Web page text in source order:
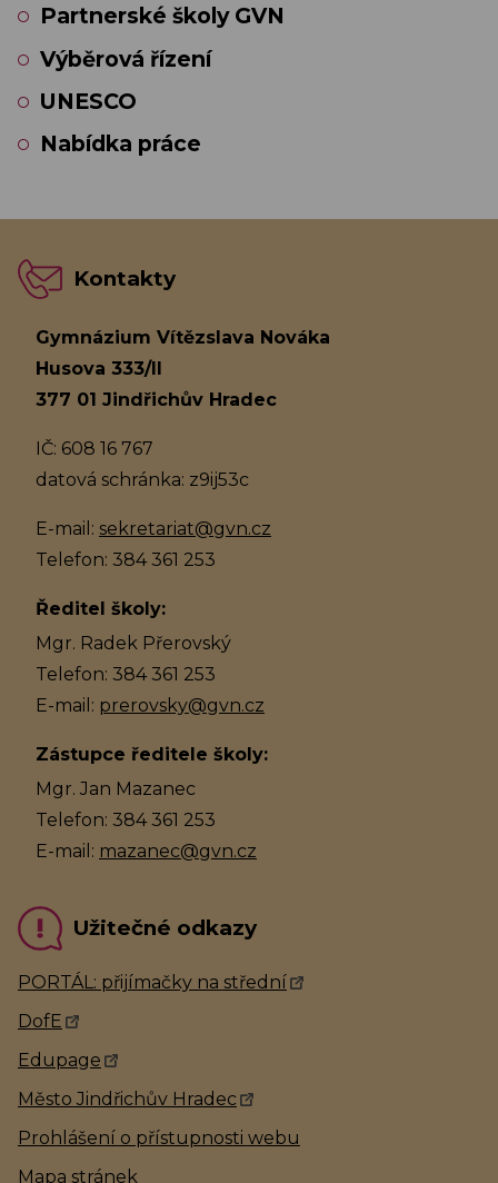
Partnerské školy GVN
Výběrová řízení
UNESCO
Nabídka práce
Kontakty
Gymnázium Vítězslava Nováka
Husova 333/II
377 01 Jindřichův Hradec
IČ: 608 16 767
datová schránka: z9ij53c
E-mail: sekretariat@gvn.cz
Telefon: 384 361 253
Ředitel školy:
Mgr. Radek Přerovský
Telefon: 384 361 253
E-mail: prerovsky@gvn.cz
Zástupce ředitele školy:
Mgr. Jan Mazanec
Telefon: 384 361 253
E-mail: mazanec@gvn.cz
Užitečné odkazy
PORTÁL: přijímačky na střední
DofE
Edupage
Město Jindřichův Hradec
Prohlášení o přístupnosti webu
Mapa stránek